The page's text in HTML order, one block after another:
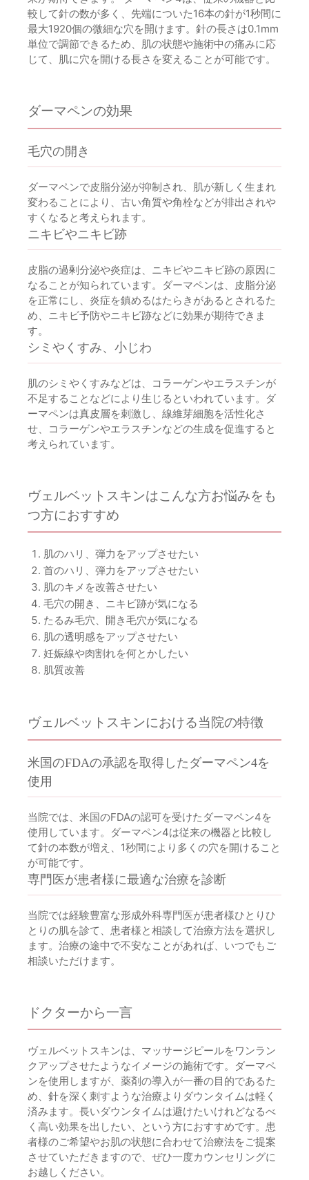
較して針の数が多く、先端についた16本の針が1秒間に
最大1920個の微細な穴を開けます。針の長さは0.1mm
単位で調節できるため、肌の状態や施術中の痛みに応
じて、肌に穴を開ける長さを変えることが可能です。
ダーマペンの効果
毛穴の開き
ダーマペンで皮脂分泌が抑制され、肌が新しく生まれ
変わることにより、古い角質や角栓などが排出されや
すくなると考えられます。
ニキビやニキビ跡
皮脂の過剰分泌や炎症は、ニキビやニキビ跡の原因に
なることが知られています。ダーマペンは、皮脂分泌
を正常にし、炎症を鎮めるはたらきがあるとされるた
め、ニキビ予防やニキビ跡などに効果が期待できま
す。
シミやくすみ、小じわ
肌のシミやくすみなどは、コラーゲンやエラスチンが
不足することなどにより生じるといわれています。ダ
ーマペンは真皮層を刺激し、線維芽細胞を活性化さ
せ、コラーゲンやエラスチンなどの生成を促進すると
考えられています。
ヴェルベットスキンはこんな方お悩みをも
つ方におすすめ
肌のハリ、弾力をアップさせたい
首のハリ、弾力をアップさせたい
肌のキメを改善させたい
毛穴の開き、ニキビ跡が気になる
たるみ毛穴、開き毛穴が気になる
肌の透明感をアップさせたい
妊娠線や肉割れを何とかしたい
肌質改善
ヴェルベットスキンにおける当院の特徴
米国のFDAの承認を取得したダーマペン4を
使用
当院では、米国のFDAの認可を受けたダーマペン4を
使用しています。ダーマペン4は従来の機器と比較し
て針の本数が増え、1秒間により多くの穴を開けること
が可能です。
専門医が患者様に最適な治療を診断
当院では経験豊富な形成外科専門医が患者様ひとりひ
とりの肌を診て、患者様と相談して治療方法を選択し
ます。治療の途中で不安なことがあれば、いつでもご
相談いただけます。
ドクターから一言
ヴェルベットスキンは、マッサージピールをワンラン
クアップさせたようなイメージの施術です。ダーマペ
ンを使用しますが、薬剤の導入が一番の目的であるた
め、針を深く刺すような治療よりダウンタイムは軽く
済みます。長いダウンタイムは避けたいけれどなるべ
く高い効果を出したい、という方におすすめです。患
者様のご希望やお肌の状態に合わせて治療法をご提案
させていただきますので、ぜひ一度カウンセリングに
お越しください。